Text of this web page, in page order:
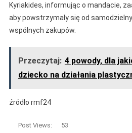
Kyriakides, informując o mandacie,
aby powstrzymały się od
wspólnych zakupów.
Przeczytaj: 4 powody, dla
dziecko na działania
źródło rmf24
Post Views: 53